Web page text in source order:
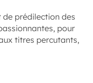
de prédilection des
pour
titres percutants,